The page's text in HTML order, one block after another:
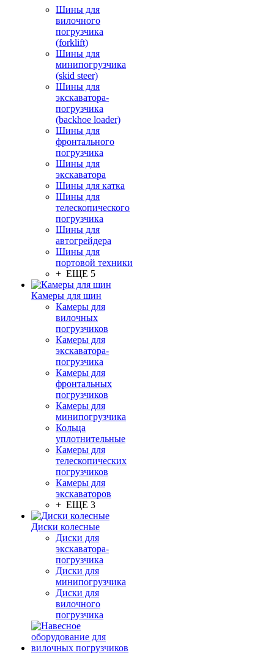
Шины для
вилочного
погрузчика
(forklift)
Шины для
минипогрузчика
(skid steer)
Шины для
экскаватора-
погрузчика
(backhoe loader)
Шины для
фронтального
погрузчика
Шины для
экскаватора
Шины для катка
Шины для
телескопического
погрузчика
Шины для
автогрейдера
Шины для
портовой техники
+ ЕЩЕ 5
Камеры для шин
Камеры для
вилочных
погрузчиков
Камеры для
экскаватора-
погрузчика
Камеры для
фронтальных
погрузчиков
Камеры для
минипогрузчика
Кольца
уплотнительные
Камеры для
телескопических
погрузчиков
Камеры для
экскаваторов
+ ЕЩЕ 3
Диски колесные
Диски для
экскаватора-
погрузчика
Диски для
минипогрузчика
Диски для
вилочного
погрузчика